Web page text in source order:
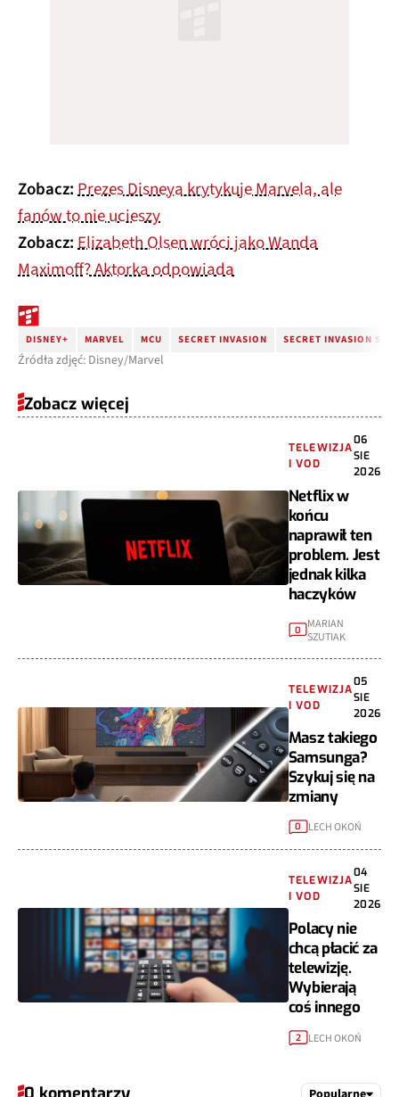
Zobacz:Prezes Disneya krytykuje Marvela, ale
fanów to nie ucieszy
Zobacz:Elizabeth Olsen wróci jako Wanda
Maximoff? Aktorka odpowiada
DISNEY+ MARVEL MCU SECRET INVASION SECRET INVASION
Źródła zdjęć: Disney/Marvel
Zobacz więcej
TELEWIZJA
I VOD
06
SIE
2026
Netflix w
końcu
naprawił ten
problem. Jest
jednak kilka
haczyków
0
MARIAN
SZUTIAK
TELEWIZJA
I VOD
05
SIE
2026
Masz takiego
Samsunga?
Szykuj się na
zmiany
0 LECH OKOŃ
TELEWIZJA
I VOD
04
SIE
2026
Polacy nie
chcą płacić za
telewizję.
Wybierają
coś innego
2 LECH OKOŃ